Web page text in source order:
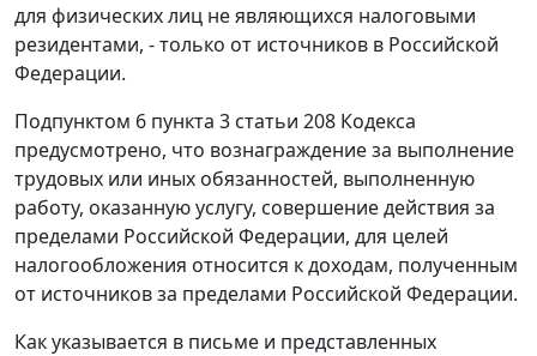
для физических лиц не являющихся налоговыми
резидентами, - только от источников в Российской
Федерации.
Подпунктом 6 пункта 3 статьи 208 Кодекса
предусмотрено, что вознаграждение за выполнение
трудовых или иных обязанностей, выполненную
работу, оказанную услугу, совершение действия за
пределами Российской Федерации, для целей
налогообложения относится к доходам, полученным
от источников за пределами Российской Федерации.
Как указывается в письме и представленных